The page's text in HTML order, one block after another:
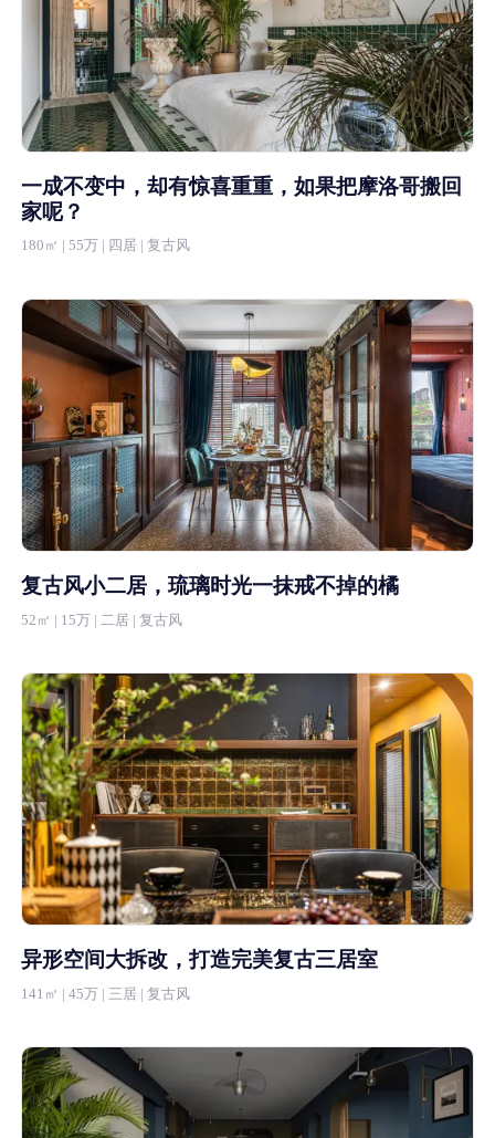
一成不变中，却有惊喜重重，如果把摩洛哥搬回
家呢？
180㎡ | 55万 | 四居 | 复古风
复古风小二居，琉璃时光一抹戒不掉的橘
52㎡ | 15万 | 二居 | 复古风
异形空间大拆改，打造完美复古三居室
141㎡ | 45万 | 三居 | 复古风